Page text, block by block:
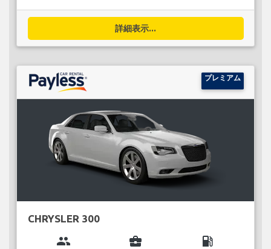
詳細表示...
プレミアム
CHRYSLER 300
group business_center local_gas_station